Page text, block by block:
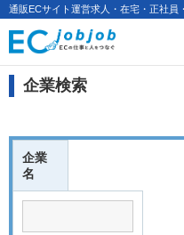
通販ECサイト運営求人・在宅・正社員
企業検索
企業
名